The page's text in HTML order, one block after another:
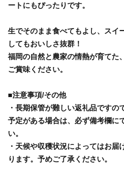
ートにもぴったりです。
生でそのまま食べてもよし、スイ
してもおいしさ抜群！
福岡の自然と農家の情熱が育てた
ご賞味ください。
■注意事項/その他
・長期保管が難しい返礼品ですの
予定がある場合は、必ず備考欄に
い。
・天候や収穫状況によってはお届
ります。予めご了承ください。